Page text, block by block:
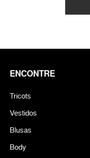
ENCONTRE
Tricots
Vestidos
Blusas
Body